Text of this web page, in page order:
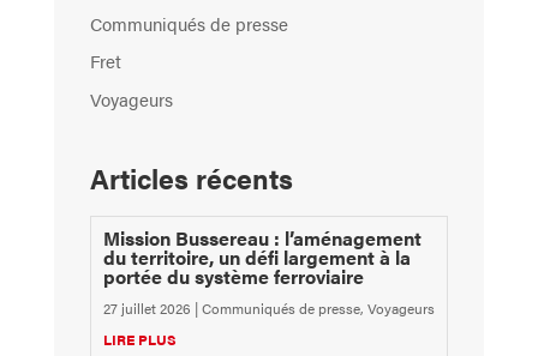
Communiqués de presse
Fret
Voyageurs
Articles récents
Mission Bussereau : l’aménagement
du territoire, un défi largement à la
portée du système ferroviaire
27 juillet 2026 |Communiqués de presse, Voyageurs
LIRE PLUS